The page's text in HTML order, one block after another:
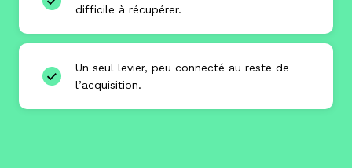
difficile à récupérer.
Un seul levier, peu connecté au reste de
l’acquisition.